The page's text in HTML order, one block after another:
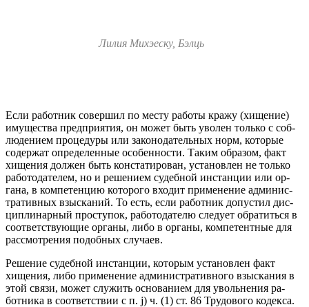
Лилия Михэеску, Бэлць
Если работник совершил по месту работы кражу (хищение)
имущества предприятия, он может быть уволен только с соб­
людением процедуры или законодательных норм, которые
содержат определенные особенности. Таким образом, факт
хищения должен быть констатирован, установлен не только
работодателем, но и решением судебной инстанции или ор­
гана, в компетенцию которого входит применение админис­
тративных взысканий. То есть, если работник допустил дис­
циплинарный проступок, работодателю следует обратиться в
соответствующие органы, либо в органы, компетентные для
рассмотрения подобных случаев.
Решение судебной инстанции, которым установлен факт
хищения, либо применение административного взыскания в
этой связи, может служить основанием для увольнения ра­
ботника в соответствии с п. j) ч. (1) ст. 86 Трудового кодекса.